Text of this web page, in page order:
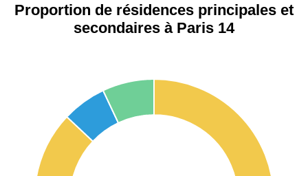
Proportion de résidences principales et
secondaires à Paris 14